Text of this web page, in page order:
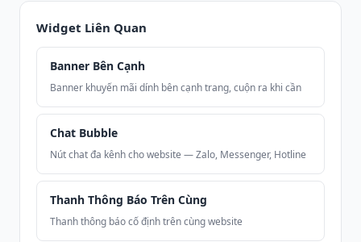
Widget Liên Quan
Banner Bên Cạnh
Banner khuyến mãi dính bên cạnh trang, cuộn ra khi cần
Chat Bubble
Nút chat đa kênh cho website — Zalo, Messenger, Hotline
Thanh Thông Báo Trên Cùng
Thanh thông báo cố định trên cùng website